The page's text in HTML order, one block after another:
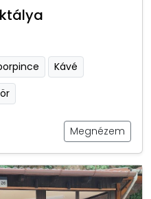
Kávé
Megnézem